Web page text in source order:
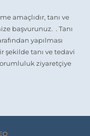
amaçlıdır, tanı ve
başvurunuz. . Tanı
yapılması
şekilde tanı ve tedavi
ziyaretçiye